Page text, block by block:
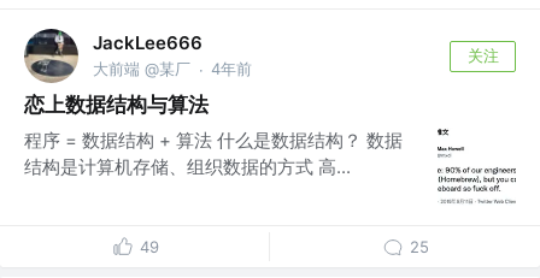
JackLee666
大前端 @某厂 · 4年前
关注
恋上数据结构与算法
程序 = 数据结构 + 算法 什么是数据结构？ 数据
结构是计算机存储、组织数据的方式 高...
49 25